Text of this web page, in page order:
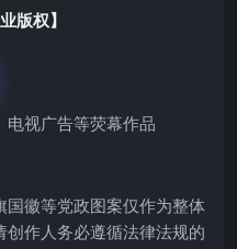
版权】
电视广告等荧幕作品
徽等党政图案仅作为整体
作人务必遵循法律法规的